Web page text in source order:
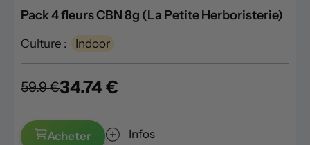
Pack 4 fleurs CBN 8g (La Petite Herboristerie)
Culture : Indoor
59.9 €34.74 €
Acheter Infos